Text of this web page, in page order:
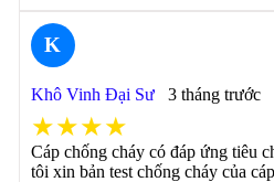
K
Khô Vinh Đại Sư 3 tháng trước
★★★★
Cáp chống cháy có đáp ứng tiêu
tôi xin bản test chống cháy của